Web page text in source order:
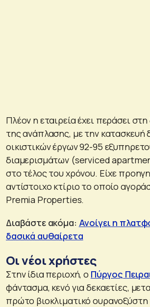
Πλέον η εταιρεία έχει περάσει
της ανάπλασης, με την κατασκευή
οικιστικών έργων 92-95
διαμερισμάτων (serviced
στο τέλος του χρόνου. Είχε
αντίστοιχο κτίριο το οποίο
Premia Properties.
Διαβάστε ακόμα: Ανοίγει η
δασικά αυθαίρετα
Οι νέοι χρήστες
Στην ίδια περιοχή, ο Πύργος
φάντασμα, κενό για δεκαετίες,
πρώτο βιοκλιματικό